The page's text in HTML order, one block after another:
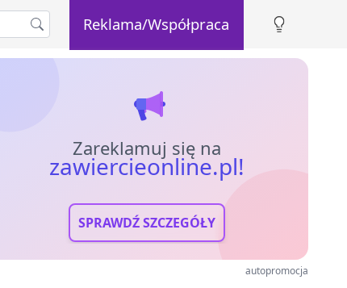
Reklama/Współpraca
Zareklamuj się na
zawiercieonline.pl!
SPRAWDŹ SZCZEGÓŁY
autopromocja